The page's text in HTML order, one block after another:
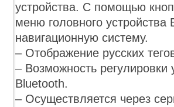
устройства. С помощью
меню головного устройства
навигационную систему.
– Отображение русских
– Возможность
Bluetooth.
– Осуществляется через